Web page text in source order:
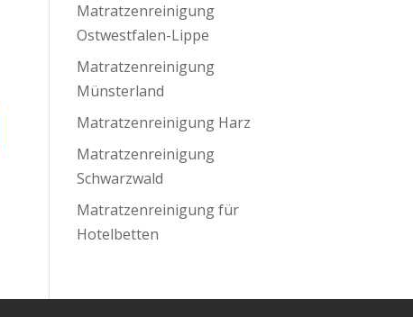
Matratzenreinigung
Ostwestfalen-Lippe
Matratzenreinigung
Münsterland
Matratzenreinigung Harz
Matratzenreinigung
Schwarzwald
Matratzenreinigung für
Hotelbetten